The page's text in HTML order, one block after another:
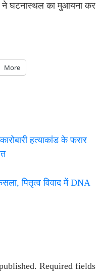
ने घटनास्थल का मुआयना कर
More
हत्याकांड के फरार
पितृत्व विवाद में DNA
Required fields